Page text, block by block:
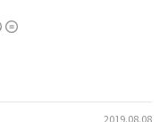
2019.08.08